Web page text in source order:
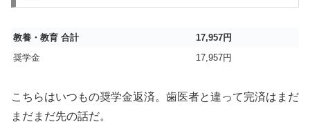
教養・教育 合計
17,957円
奨学金
17,957円
こちらはいつもの奨学金返済。歯医者と違って完済はまだ
まだまだ先の話だ。